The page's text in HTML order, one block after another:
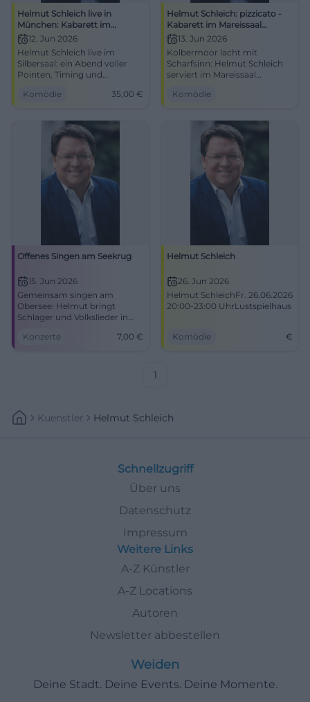
Helmut Schleich live in
München: Kabarett im
Silbersaal
12. Jun 2026
Helmut Schleich live im
Silbersaal: ein Abend voller
Pointen, Timing und
Tickets ab 35 €. Jetzt Comedy
Komödie 35,00 €
Helmut Schleich: pizzicato -
Kabarett im Mareissaal
Kolbermoor
13. Jun 2026
Kolbermoor lacht mit
Scharfsinn: Helmut Schleich
serviert im Mareissaal
und Haltung. 13.06.2026, 20
Komödie
Offenes Singen am Seekrug
15. Jun 2026
Gemeinsam singen am
Obersee: Helmut bringt
Schlager und Volkslieder in
Eintritt 7 Euro. #Bielefeld
Konzerte 7,00 €
Helmut Schleich
26. Jun 2026
Helmut SchleichFr. 26.06.2026
20:00-23:00 UhrLustspielhaus
Komödie €
1
Kuenstler Helmut Schleich
Schnellzugriff
Über uns
Datenschutz
Impressum
Weitere Links
A-Z Künstler
A-Z Locations
Autoren
Newsletter abbestellen
Weiden
Deine Stadt. Deine Events. Deine Momente.